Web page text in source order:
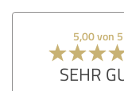
5,00 von 5
SEHR